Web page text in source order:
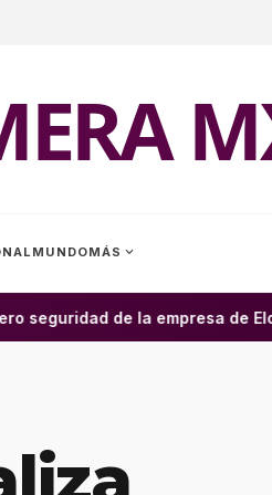
MUNDOMÁS expand_more
de la empresa de Elon